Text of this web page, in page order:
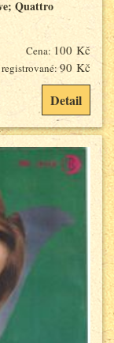
Quattro
Cena: 100 Kč
registrované:90 Kč
Detail